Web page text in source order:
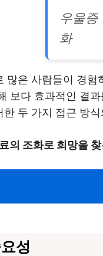
우울
화
많은 사람들이 경
보다 효과적인 결
두 가지 접근 방
의 조화로 희망을
성